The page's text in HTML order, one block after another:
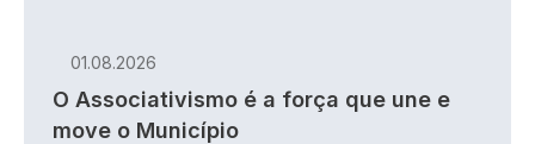
01.08.2026
O Associativismo é a força que une e
move o Município